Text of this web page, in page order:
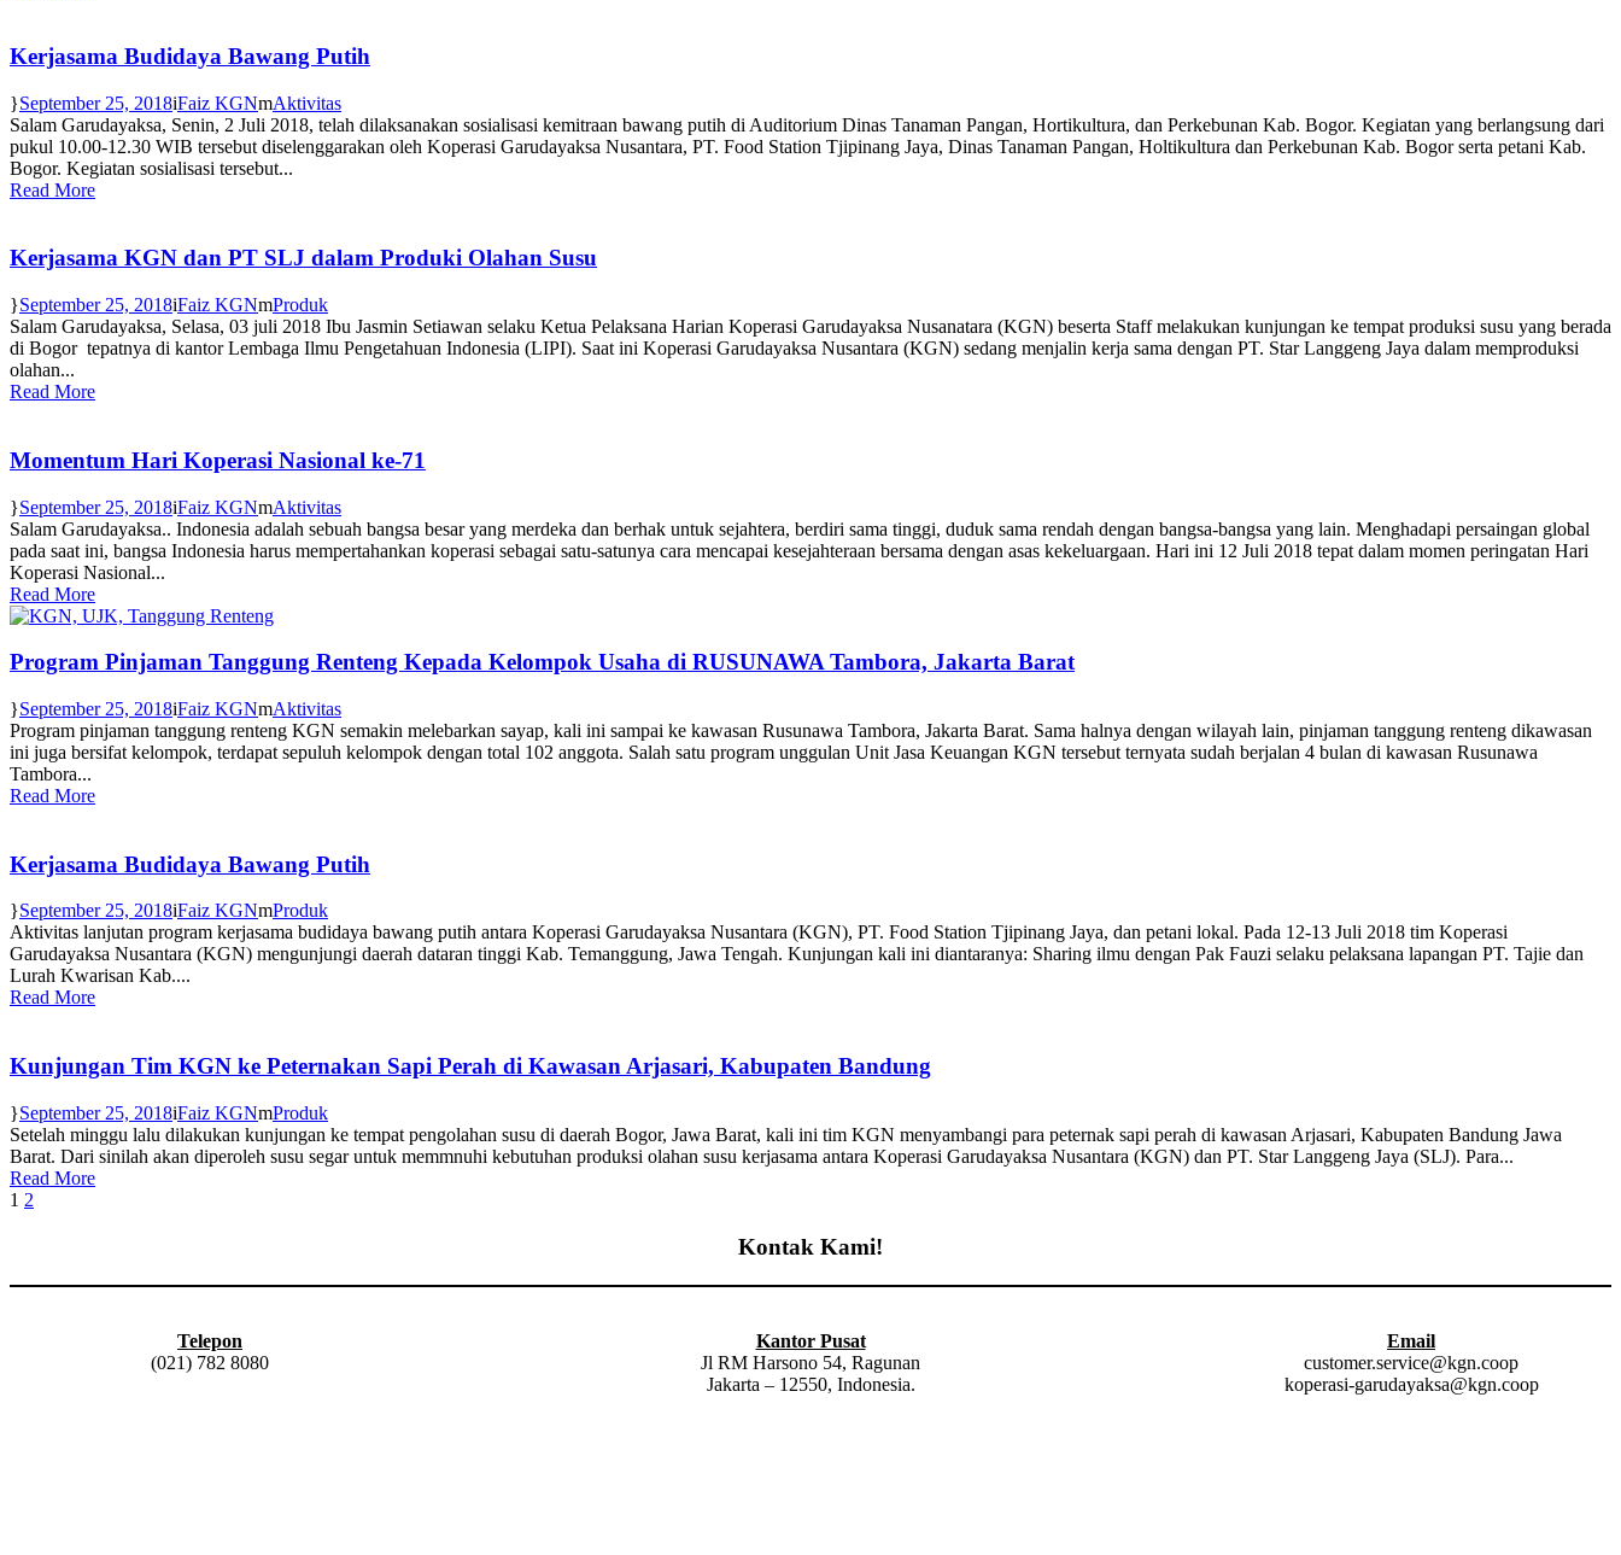
Kerjasama Budidaya Bawang Putih
September 25, 2018 Faiz KGN
Aktivitas
Salam Garudayaksa, Senin, 2 Juli 2018, telah dilaksanakan sosialisasi kemitraan bawang putih di Auditorium Dinas Tanaman Pangan, Hortikultura, dan Perkebunan Kab. Bogor. Kegiatan yang berlangsung dari
pukul 10.00-12.30 WIB tersebut diselenggarakan oleh Koperasi Garudayaksa Nusantara, PT. Food Station Tjipinang Jaya, Dinas Tanaman Pangan, Holtikultura dan Perkebunan Kab. Bogor serta petani Kab.
Bogor. Kegiatan sosialisasi tersebut...
Read More
Kerjasama KGN dan PT SLJ dalam Produki Olahan Susu
September 25, 2018 Faiz KGN
Produk
Salam Garudayaksa, Selasa, 03 juli 2018 Ibu Jasmin Setiawan selaku Ketua Pelaksana Harian Koperasi Garudayaksa Nusanatara (KGN) beserta Staff melakukan kunjungan ke tempat produksi susu yang berada
di Bogor tepatnya di kantor Lembaga Ilmu Pengetahuan Indonesia (LIPI). Saat ini Koperasi Garudayaksa Nusantara (KGN) sedang menjalin kerja sama dengan PT. Star Langgeng Jaya dalam memproduksi
olahan...
Read More
Momentum Hari Koperasi Nasional ke-71
September 25, 2018 Faiz KGN
Aktivitas
Salam Garudayaksa.. Indonesia adalah sebuah bangsa besar yang merdeka dan berhak untuk sejahtera, berdiri sama tinggi, duduk sama rendah dengan bangsa-bangsa yang lain. Menghadapi persaingan global
pada saat ini, bangsa Indonesia harus mempertahankan koperasi sebagai satu-satunya cara mencapai kesejahteraan bersama dengan asas kekeluargaan. Hari ini 12 Juli 2018 tepat dalam momen peringatan Hari
Koperasi Nasional...
Read More
Program Pinjaman Tanggung Renteng Kepada Kelompok Usaha di RUSUNAWA Tambora, Jakarta Barat
September 25, 2018 Faiz KGN
Aktivitas
Program pinjaman tanggung renteng KGN semakin melebarkan sayap, kali ini sampai ke kawasan Rusunawa Tambora, Jakarta Barat. Sama halnya dengan wilayah lain, pinjaman tanggung renteng dikawasan
ini juga bersifat kelompok, terdapat sepuluh kelompok dengan total 102 anggota. Salah satu program unggulan Unit Jasa Keuangan KGN tersebut ternyata sudah berjalan 4 bulan di kawasan Rusunawa
Tambora...
Read More
Kerjasama Budidaya Bawang Putih
September 25, 2018 Faiz KGN
Produk
Aktivitas lanjutan program kerjasama budidaya bawang putih antara Koperasi Garudayaksa Nusantara (KGN), PT. Food Station Tjipinang Jaya, dan petani lokal. Pada 12-13 Juli 2018 tim Koperasi
Garudayaksa Nusantara (KGN) mengunjungi daerah dataran tinggi Kab. Temanggung, Jawa Tengah. Kunjungan kali ini diantaranya: Sharing ilmu dengan Pak Fauzi selaku pelaksana lapangan PT. Tajie dan
Lurah Kwarisan Kab....
Read More
Kunjungan Tim KGN ke Peternakan Sapi Perah di Kawasan Arjasari, Kabupaten Bandung
September 25, 2018 Faiz KGN
Produk
Setelah minggu lalu dilakukan kunjungan ke tempat pengolahan susu di daerah Bogor, Jawa Barat, kali ini tim KGN menyambangi para peternak sapi perah di kawasan Arjasari, Kabupaten Bandung Jawa
Barat. Dari sinilah akan diperoleh susu segar untuk memmnuhi kebutuhan produksi olahan susu kerjasama antara Koperasi Garudayaksa Nusantara (KGN) dan PT. Star Langgeng Jaya (SLJ). Para...
Read More
1 2
Kontak Kami!
Telepon
(021) 782 8080
Kantor Pusat
Jl RM Harsono 54, Ragunan
Jakarta – 12550, Indonesia.
Email
customer.service@kgn.coop
koperasi-garudayaksa@kgn.coop